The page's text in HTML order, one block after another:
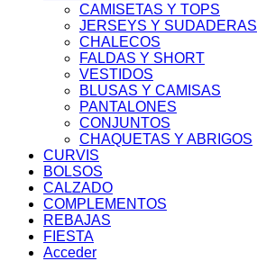
CAMISETAS Y TOPS
JERSEYS Y SUDADERAS
CHALECOS
FALDAS Y SHORT
VESTIDOS
BLUSAS Y CAMISAS
PANTALONES
CONJUNTOS
CHAQUETAS Y ABRIGOS
CURVIS
BOLSOS
CALZADO
COMPLEMENTOS
REBAJAS
FIESTA
Acceder